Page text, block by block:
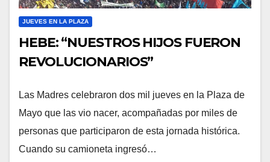
JUEVES EN LA PLAZA
HEBE: “NUESTROS HIJOS FUERON
REVOLUCIONARIOS”
Las Madres celebraron dos mil jueves en la Plaza de
Mayo que las vio nacer, acompañadas por miles de
personas que participaron de esta jornada histórica.
Cuando su camioneta ingresó…